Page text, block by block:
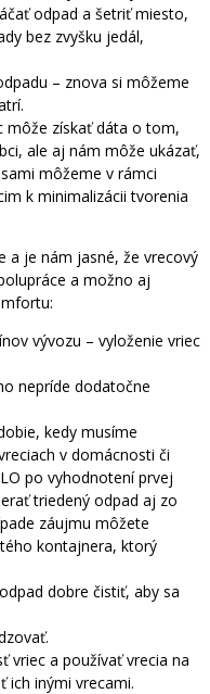
odpad a šetriť miesto,
bez zvyšku jedál,
– znova si môžeme
môže získať dáta o tom,
ale aj nám môže ukázať,
môžeme v rámci
k minimalizácii tvorenia
a je nám jasné, že vrecový
a možno aj
vývozu – vyloženie vriec
nepríde dodatočne
kedy musíme
v domácnosti či
po vyhodnotení prvej
triedený odpad aj zo
záujmu môžete
kontajnera, ktorý
dobre čistiť, aby sa
vriec a používať vrecia na
ich inými vrecami.